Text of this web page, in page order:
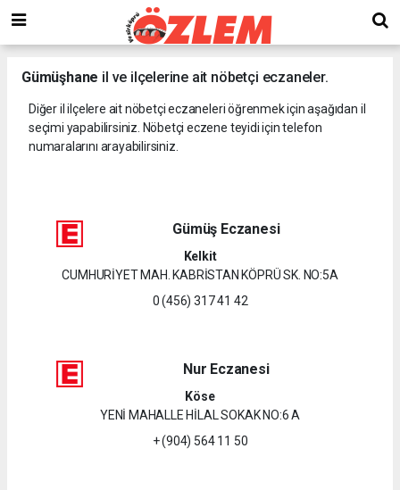
Gümüşhane il ve ilçelerine ait nöbetçi eczaneler.
Diğer il ilçelere ait nöbetçi eczaneleri öğrenmek için aşağıdan il
seçimi yapabilirsiniz. Nöbetçi eczene teyidi için telefon
numaralarını arayabilirsiniz.
Gümüş Eczanesi
Kelkit
CUMHURİYET MAH. KABRİSTAN KÖPRÜ SK. NO:5A
0 (456) 317 41 42
Nur Eczanesi
Köse
YENİ MAHALLE HİLAL SOKAK NO:6 A
+ (904) 564 11 50